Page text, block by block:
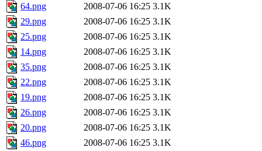
64.png
2008-07-06 16:25 3.1K
29.png
2008-07-06 16:25 3.1K
25.png
2008-07-06 16:25 3.1K
14.png
2008-07-06 16:25 3.1K
35.png
2008-07-06 16:25 3.1K
22.png
2008-07-06 16:25 3.1K
19.png
2008-07-06 16:25 3.1K
26.png
2008-07-06 16:25 3.1K
20.png
2008-07-06 16:25 3.1K
46.png
2008-07-06 16:25 3.1K